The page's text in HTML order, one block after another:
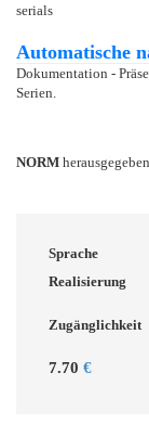
serials
Automatische
Dokumentation -
Serien.
NORM
Sprache
Realisierung
Zugänglichkeit
7.70 €